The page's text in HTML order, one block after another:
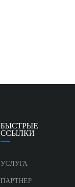
БЫСТРЫЕ
ССЫЛКИ
УСЛУГА
ПАРТНЕР